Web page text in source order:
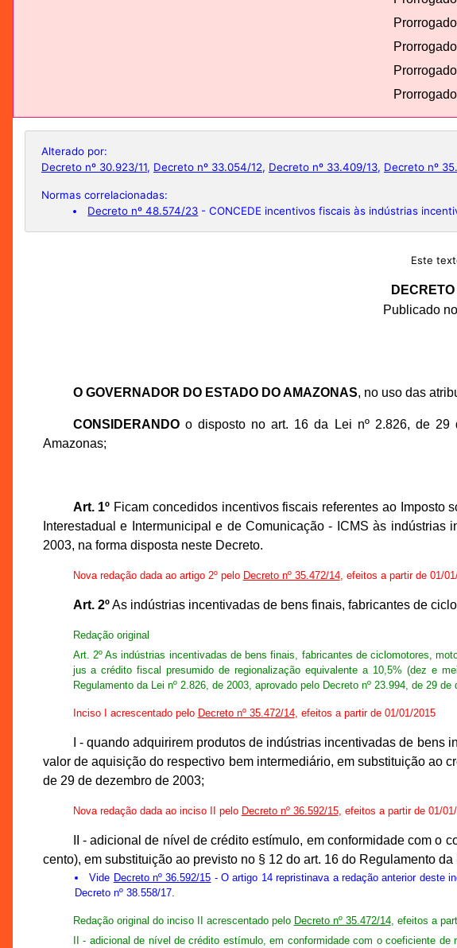
Alterado por:
Decreto nº 30.923/11, Decreto nº 33.054/12, Decreto nº 33.409/13, Decreto nº
Normas correlacionadas:
Decreto nº 48.574/23 - CONCEDE incentivos fiscais às indústrias
Este
Publicado
O GOVERNADOR DO ESTADO DO AMAZONAS, no uso das
CONSIDERANDOo disposto no art. 16 da Lei nº 2.826, de 29
Amazonas;
Art. 1º Ficam concedidos incentivos fiscais referentes ao Imposto
Interestadual e Intermunicipal e de Comunicação - ICMS às
2003, na forma disposta neste Decreto.
Nova redação dada ao artigo 2º pelo Decreto nº 35.472/14, efeitos a partir de 01/
Art. 2ºAs indústrias incentivadas de bens finais, fabricantes de
Redação original
Art. 2º As indústrias incentivadas de bens finais, fabricantes de ciclomotores,
jus a crédito fiscal presumido de regionalização equivalente a 10,5% (dez e
Regulamento da Lei nº 2.826, de 2003, aprovado pelo Decreto nº 23.994, de 29 de
Inciso I acrescentado pelo Decreto nº 35.472/14, efeitos a partir de 01/01/2015
I - quando adquirirem produtos de indústrias incentivadas de
valor de aquisição do respectivo bem intermediário, em substituição ao
de 29 de dezembro de 2003;
Nova redação dada ao inciso II pelo Decreto nº 36.592/15, efeitos a partir de 01/
II - adicional de nível de crédito estímulo, em conformidade com
cento), em substituição ao previsto no § 12 do art. 16 do Regulamento
Vide Decreto nº 36.592/15 - O artigo 14 repristinava a redação anterior deste
Decreto nº 38.558/17.
Redação original do inciso II acrescentado pelo Decreto nº 35.472/14, efeitos a
II - adicional de nível de crédito estímulo, em conformidade com o coeficiente